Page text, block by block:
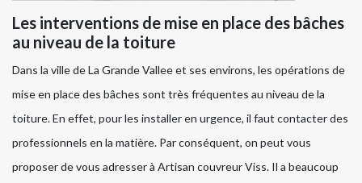
Les interventions de mise en place des bâches
au niveau de la toiture
Dans la ville de La Grande Vallee et ses environs, les opérations de
mise en place des bâches sont très fréquentes au niveau de la
toiture. En effet, pour les installer en urgence, il faut contacter des
professionnels en la matière. Par conséquent, on peut vous
proposer de vous adresser à Artisan couvreur Viss. Il a beaucoup